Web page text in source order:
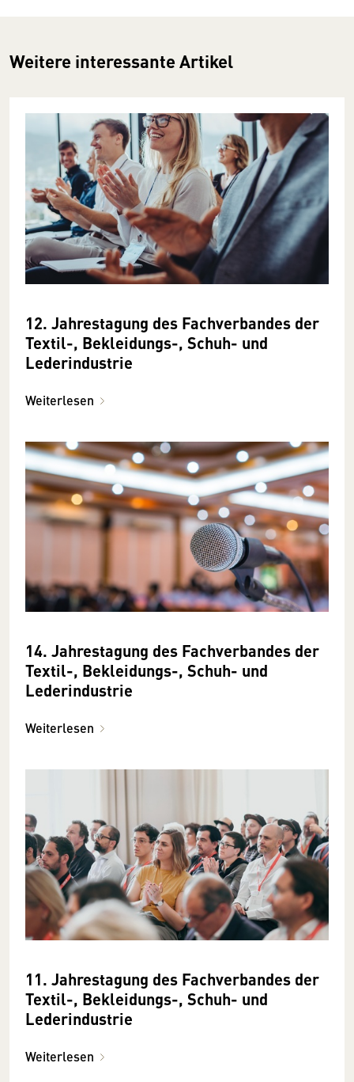
Weitere interessante Artikel
12. Jahrestagung des Fachverbandes der
Textil-, Bekleidungs-, Schuh- und
Lederindustrie
Weiterlesen
14. Jahrestagung des Fachverbandes der
Textil-, Bekleidungs-, Schuh- und
Lederindustrie
Weiterlesen
11. Jahrestagung des Fachverbandes der
Textil-, Bekleidungs-, Schuh- und
Lederindustrie
Weiterlesen